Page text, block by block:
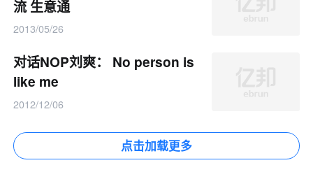
流 生意通
2013/05/26
对话NOP刘爽： No person is
like me
2012/12/06
点击加载更多